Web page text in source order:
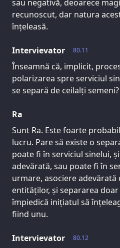
sau negativă, deoarece
recunoscut, dar natura
înțeleasă.
80.11
Intervievator
Înseamnă că, implicit,
polarizarea spre serviciul
se separă de ceilalți semeni?
Ra
Sunt Ra. Este foarte
lucru. Pare să existe o
poate fi în serviciul sinelui,
adevărată, sau poate fi în
urmare, asociere
entităților, și separarea
împiedică inițiatul să
fiind unu.
80.12
Intervievator